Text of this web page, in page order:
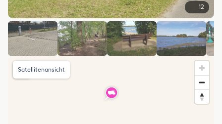
12
Satellitenansicht